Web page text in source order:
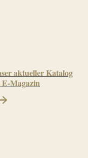
aktueller Katalog
E-Magazin